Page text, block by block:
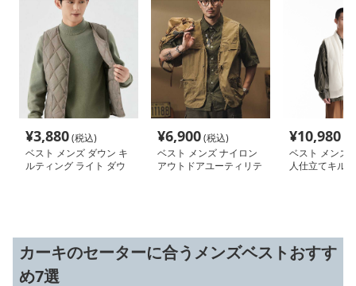
¥3,880(税込)
ベスト メンズ ダウン キ
ルティング ライト ダウ
¥6,900(税込)
ベスト メンズ ナイロン
アウトドアユーティリテ
¥10,980
ベスト メンズ
人仕立てキル
カーキのセーターに合うメンズベストおすす
め7選